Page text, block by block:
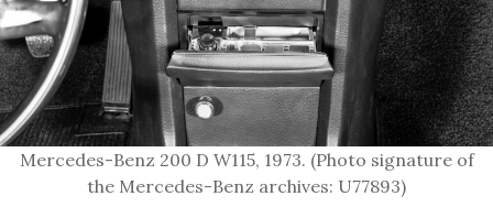
Mercedes-Benz 200 D W115, 1973. (Photo signature of
the Mercedes-Benz archives: U77893)